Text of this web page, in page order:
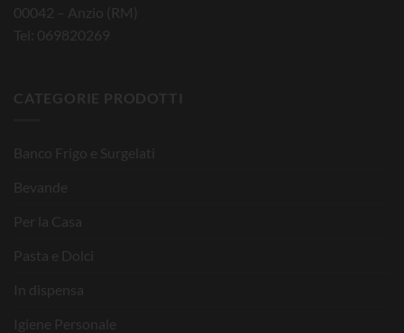
00042 – Anzio (RM)
Tel: 069820269
CATEGORIE PRODOTTI
Banco Frigo e Surgelati
Bevande
Per la Casa
Pasta e Dolci
In dispensa
Igiene Personale